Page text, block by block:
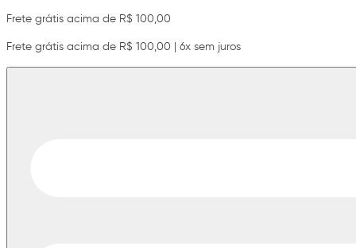
Frete grátis acima de R$ 100,00
Frete grátis acima de R$ 100,00 | 6x sem juros